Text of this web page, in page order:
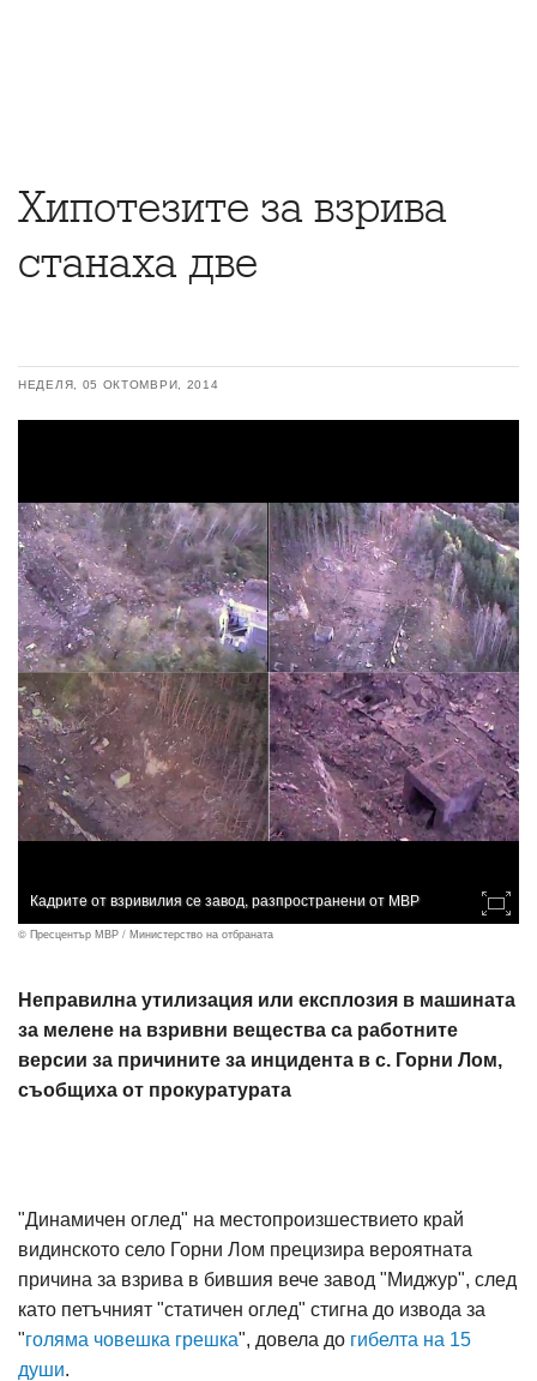
Хипотезите за взрива
станаха две
НЕДЕЛЯ, 05 ОКТОМВРИ, 2014
Кадрите от взривилия се завод, разпространени от МВР
© Пресцентър МВР / Министерство на отбраната
Неправилна утилизация или експлозия в машината
за мелене на взривни вещества са работните
версии за причините за инцидента в с. Горни Лом,
съобщиха от прокуратурата
"Динамичен оглед" на местопроизшествието край
видинското село Горни Лом прецизира вероятната
причина за взрива в бившия вече завод "Миджур", след
като петъчният "статичен оглед" стигна до извода за
"голяма човешка грешка", довела до гибелта на 15
души.